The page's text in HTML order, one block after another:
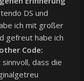
DS und
ich mit großer
gefreut habe ich
Code:
dass die